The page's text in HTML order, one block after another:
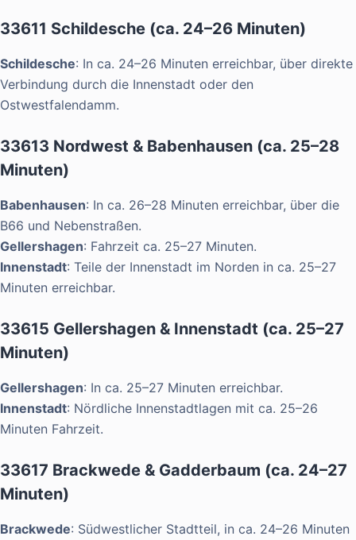
33611 Schildesche (ca. 24–26 Minuten)
Schildesche: In ca. 24–26 Minuten erreichbar, über direkte
Verbindung durch die Innenstadt oder den
Ostwestfalendamm.
33613 Nordwest & Babenhausen (ca. 25–28
Minuten)
Babenhausen: In ca. 26–28 Minuten erreichbar, über die
B66 und Nebenstraßen.
Gellershagen: Fahrzeit ca. 25–27 Minuten.
Innenstadt: Teile der Innenstadt im Norden in ca. 25–27
Minuten erreichbar.
33615 Gellershagen & Innenstadt (ca. 25–27
Minuten)
Gellershagen: In ca. 25–27 Minuten erreichbar.
Innenstadt: Nördliche Innenstadtlagen mit ca. 25–26
Minuten Fahrzeit.
33617 Brackwede & Gadderbaum (ca. 24–27
Minuten)
Brackwede: Südwestlicher Stadtteil, in ca. 24–26 Minuten